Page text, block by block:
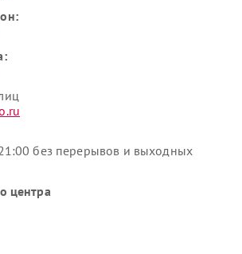
без перерывов и выходных
центра